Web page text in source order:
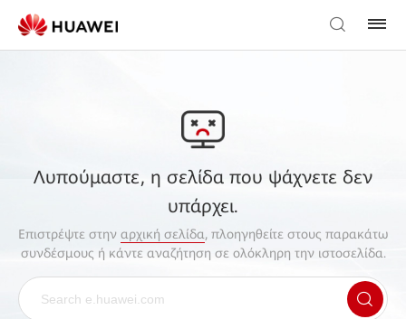
Λυπούμαστε, η σελίδα που ψάχνετε δεν
υπάρχει.
Επιστρέψτε στην αρχική σελίδα, πλοηγηθείτε στους παρακάτω
συνδέσμους ή κάντε αναζήτηση σε ολόκληρη την ιστοσελίδα.